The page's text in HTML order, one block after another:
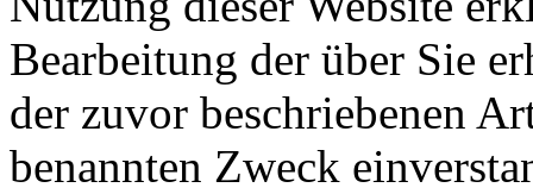
Bearbeitung der über Sie
der zuvor beschriebenen
benannten Zweck